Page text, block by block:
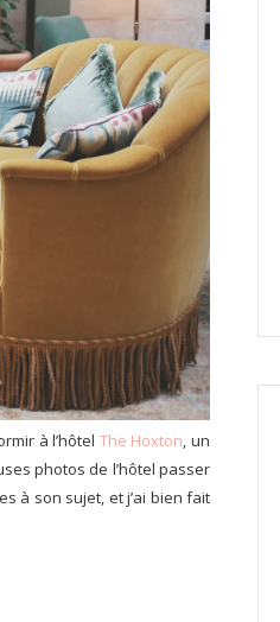
à l’hôtel The Hoxton, un
photos de l’hôtel passer
à son sujet, et j’ai bien fait